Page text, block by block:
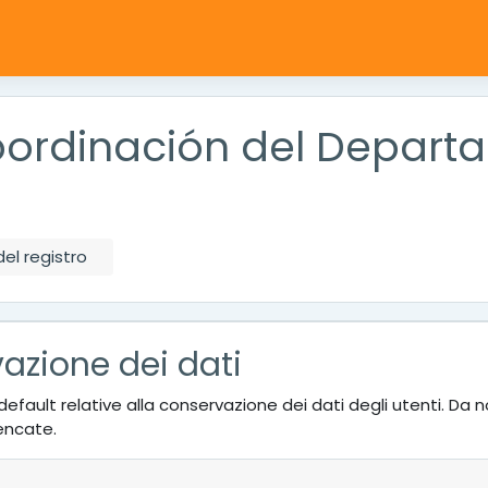
del
registro
dei dati
relative alla conservazione dei dati degli utenti. Da